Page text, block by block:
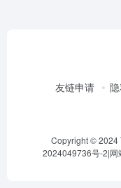
友链申请
Copyright © 2024
2024049736号-2|网